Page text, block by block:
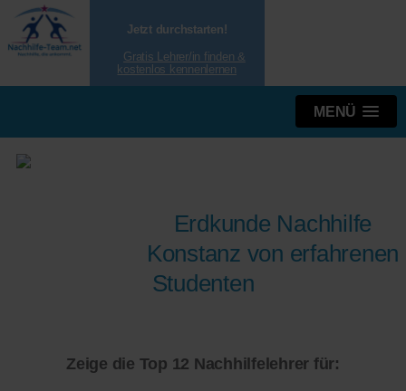
Jetzt durchstarten!
Gratis Lehrer/in finden &
kostenlos kennenlernen
MENÜ
Erdkunde Nachhilfe
Konstanz von erfahrenen
Studenten
Zeige die Top 12 Nachhilfelehrer für: